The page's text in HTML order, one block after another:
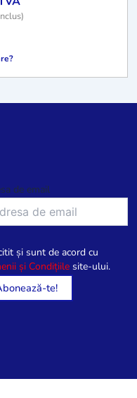
de email
și sunt de acord cu
și Condițiile site-ului.